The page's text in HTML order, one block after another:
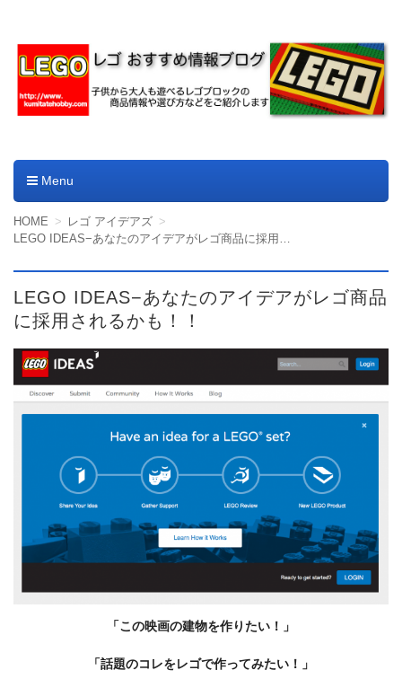
Menu
コンテンツへ移動
HOME
レゴ アイデアズ
LEGO IDEAS−あなたのアイデアがレゴ商品に採用されるかも！！
LEGO IDEAS−あなたのアイデアがレゴ商品
に採用されるかも！！
「この映画の建物を作りたい！」
「話題のコレをレゴで作ってみたい！」